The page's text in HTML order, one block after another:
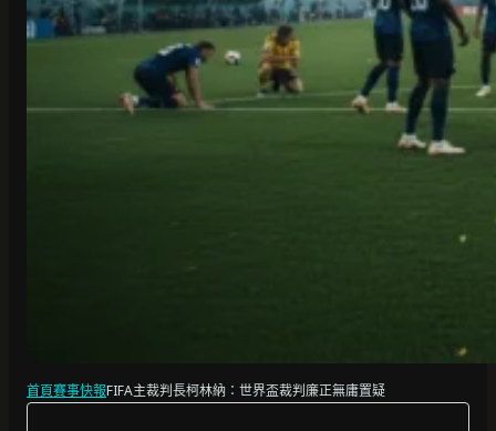
首頁賽事快報FIFA主裁判長柯林納：世界盃裁判廉正無庸置疑